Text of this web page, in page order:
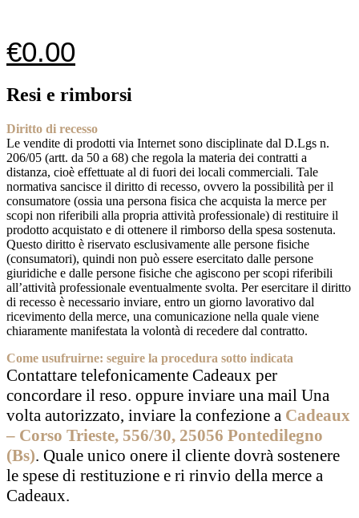
€0.00
Resi e rimborsi
Diritto di recesso
Le vendite di prodotti via Internet sono disciplinate dal D.Lgs n.
206/05 (artt. da 50 a 68) che regola la materia dei contratti a
distanza, cioè effettuate al di fuori dei locali commerciali. Tale
normativa sancisce il diritto di recesso, ovvero la possibilità per il
consumatore (ossia una persona fisica che acquista la merce per
scopi non riferibili alla propria attività professionale) di restituire il
prodotto acquistato e di ottenere il rimborso della spesa sostenuta.
Questo diritto è riservato esclusivamente alle persone fisiche
(consumatori), quindi non può essere esercitato dalle persone
giuridiche e dalle persone fisiche che agiscono per scopi riferibili
all’attività professionale eventualmente svolta. Per esercitare il diritto
di recesso è necessario inviare, entro un giorno lavorativo dal
ricevimento della merce, una comunicazione nella quale viene
chiaramente manifestata la volontà di recedere dal contratto.
Come usufruirne: seguire la procedura sotto indicata
Contattare telefonicamente Cadeaux per
concordare il reso. oppure inviare una mail Una
volta autorizzato, inviare la confezione a Cadeaux
– Corso Trieste, 556/30, 25056 Pontedilegno
(Bs). Quale unico onere il cliente dovrà sostenere
le spese di restituzione e ri rinvio della merce a
Cadeaux.